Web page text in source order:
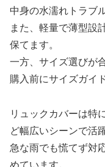
中身の水濡れトラブ
また、軽量で薄型設
保てます。
一方、サイズ選びが
購入前にサイズガイ
リュックカバーは特
ど幅広いシーンで活
急な雨でも慌てず対
めています。